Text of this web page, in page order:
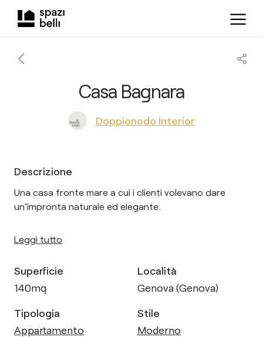
Casa Bagnara
Doppionodo Interior
Descrizione
Una casa fronte mare a cui i clienti volevano dare
un’impronta naturale ed elegante.
Leggi tutto
Superficie
140mq
Località
Genova (Genova)
Tipologia
Appartamento
Stile
Moderno